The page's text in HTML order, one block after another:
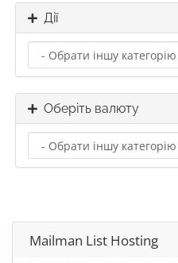
Дії
Оберіть валюту
Mailman List Hosting